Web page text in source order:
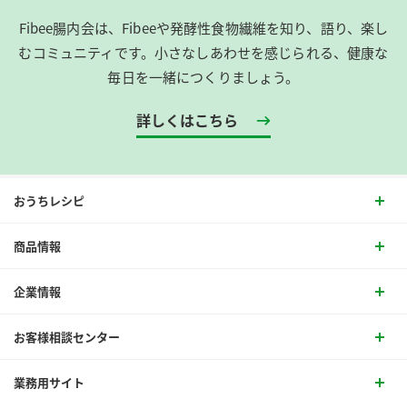
Fibee腸内会は、​Fibeeや発酵性食物繊維を知り、語り、楽し
むコミュニティです。​小さなしあわせを感じられる、健康な
毎日を一緒につくりましょう。
詳しくはこちら
おうちレシピ
商品情報
企業情報
お客様相談センター
業務用サイト